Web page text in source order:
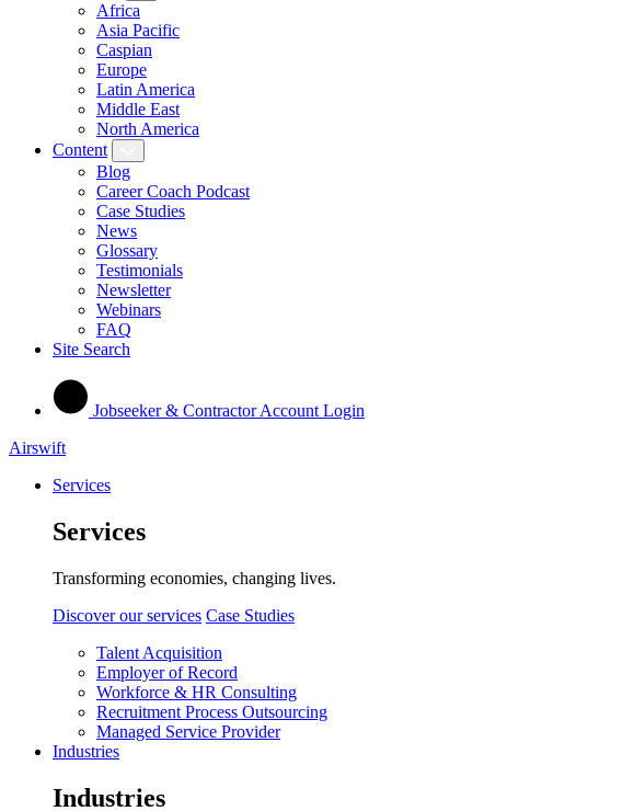
Africa
Asia Pacific
Caspian
Europe
Latin America
Middle East
North America
Content
Blog
Career Coach Podcast
Case Studies
News
Glossary
Testimonials
Newsletter
Webinars
FAQ
Site Search
Jobseeker & Contractor Account Login
Airswift
Services
Services
Transforming economies, changing lives.
Discover our services Case Studies
Talent Acquisition
Employer of Record
Workforce & HR Consulting
Recruitment Process Outsourcing
Managed Service Provider
Industries
Industries